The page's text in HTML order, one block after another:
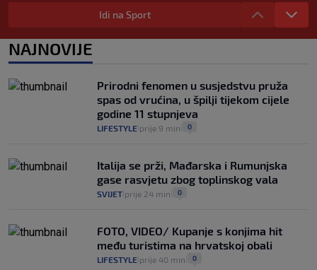
Plenković na 15 dana ukine mjere: "Ne bi
se dogodilo ništa. Vlada se zaljubila u te
intervencije"
Analitičar o Mostu: Oni su u yin-yang
poziciji i imaju drugog najpoznatijeg
bravara u povijesti Hrvatske
VIJESTI 16
Idi na Sport
NAJNOVIJE
Prirodni fenomen u susjedstvu pruža
spas od vrućina, u špilji tijekom cijele
godine 11 stupnjeva
LIFESTYLE prije 9 min 0
Italija se prži, Mađarska i Rumunjska
gase rasvjetu zbog toplinskog vala
SVIJET prije 24 min 0
FOTO, VIDEO/ Kupanje s konjima hit
među turistima na hrvatskoj obali
LIFESTYLE prije 40 min 0